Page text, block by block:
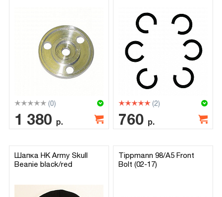
(0)
1 380 р.
(2)
760 р.
Шапка HK Army Skull
Beanie black/red
Tippmann 98/A5 Front
Bolt (02-17)